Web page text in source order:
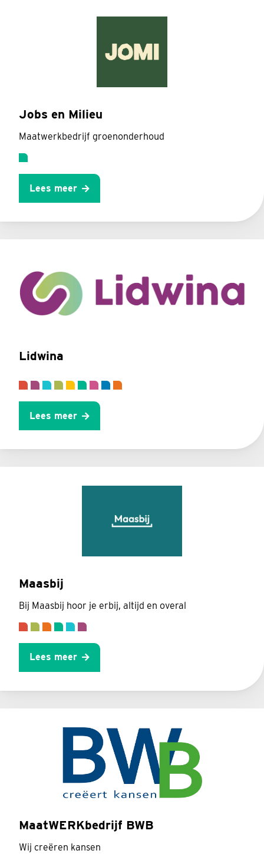
Jobs en Milieu
Maatwerkbedrijf groenonderhoud
Lees meer
Lidwina
Lees meer
Maasbij
Bij Maasbij hoor je erbij, altijd en overal
Lees meer
MaatWERKbedrijf BWB
Wij creëren kansen